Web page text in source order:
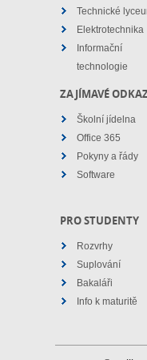
Technické
Elektrotechnika
Informační
technologie
ZAJÍMAVÉ
Školní jídelna
Office 365
Pokyny a řády
Software
PRO STUDENTY
Rozvrhy
Suplování
Bakaláři
Info k maturitě